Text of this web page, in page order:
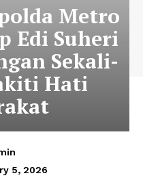
Metro
Edi Suheri
Sekali-
Hati
5, 2026